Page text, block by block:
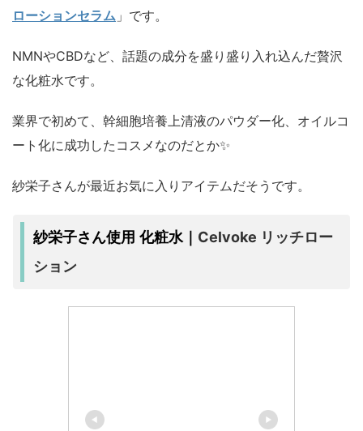
ローションセラム 」です。
NMNやCBDなど、話題の成分を盛り盛り入れ込んだ贅沢
な化粧水です。
業界で初めて、幹細胞培養上清液のパウダー化、オイルコ
ート化に成功したコスメなのだとか✨
紗栄子さんが最近お気に入りアイテムだそうです。
紗栄子さん使用 化粧水｜ Celvoke リッチロー
ション